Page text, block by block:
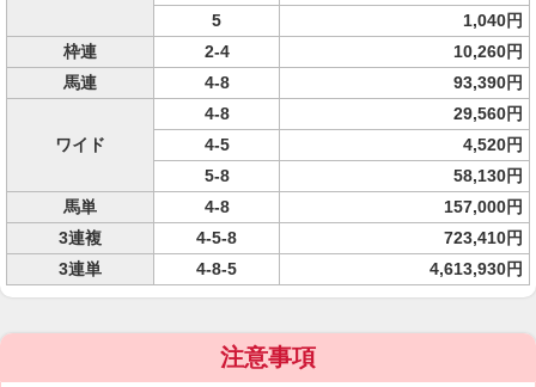
5
1,040円
枠連
2-4
10,260円
馬連
4-8 93,390円
ワイド
4-8
29,560円
4-5
4,520円
5-8
58,130円
馬単
4-8
157,000円
3連複
4-5-8
723,410円
3連単
4-8-5 4,613,930円
注意事項